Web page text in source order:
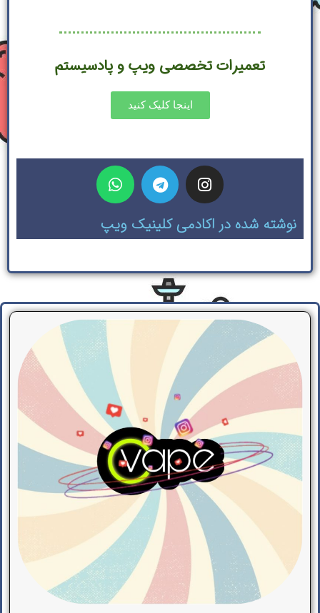
تعمیرات تخصصی ویپ و پادسیستم
اینجا کلیک کنید
نوشته شده در اکادمی کلینیک ویپ